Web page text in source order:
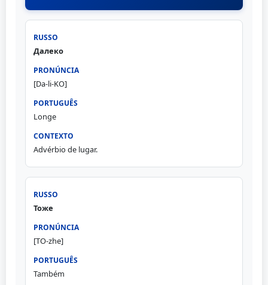
Далеко
[Da-li-KO]
Longe
Advérbio de lugar.
Тоже
[TO-zhe]
Também